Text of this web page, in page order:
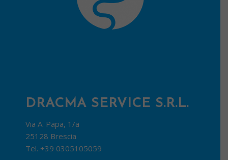
DRACMA SERVICE S.R.L.
Via A. Papa, 1/a
25128 Brescia
Tel. +39 0305105059